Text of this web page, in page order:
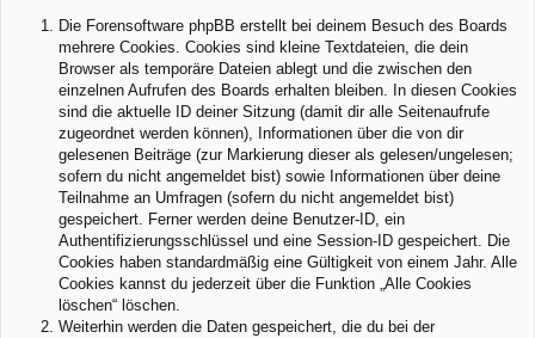
Die Forensoftware phpBB erstellt bei deinem Besuch des Boards
mehrere Cookies. Cookies sind kleine Textdateien, die dein
Browser als temporäre Dateien ablegt und die zwischen den
einzelnen Aufrufen des Boards erhalten bleiben. In diesen Cookies
sind die aktuelle ID deiner Sitzung (damit dir alle Seitenaufrufe
zugeordnet werden können), Informationen über die von dir
gelesenen Beiträge (zur Markierung dieser als gelesen/ungelesen;
sofern du nicht angemeldet bist) sowie Informationen über deine
Teilnahme an Umfragen (sofern du nicht angemeldet bist)
gespeichert. Ferner werden deine Benutzer-ID, ein
Authentifizierungsschlüssel und eine Session-ID gespeichert. Die
Cookies haben standardmäßig eine Gültigkeit von einem Jahr. Alle
Cookies kannst du jederzeit über die Funktion „Alle Cookies
löschen“ löschen.
Weiterhin werden die Daten gespeichert, die du bei der